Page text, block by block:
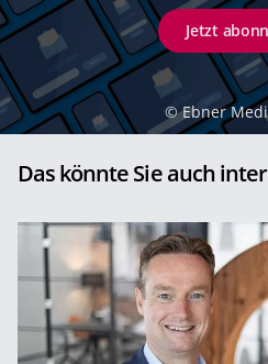
Jetzt
© Ebner
Das könnte Sie auch